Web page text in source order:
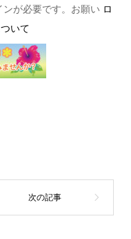
が必要です。お願い ロ
いて